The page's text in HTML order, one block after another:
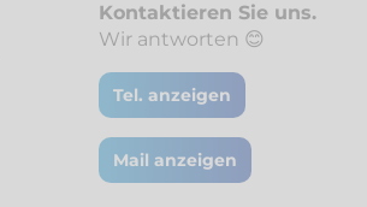
Kontaktieren Sie uns.
Wir antworten 😊
Tel. anzeigen
Mail anzeigen